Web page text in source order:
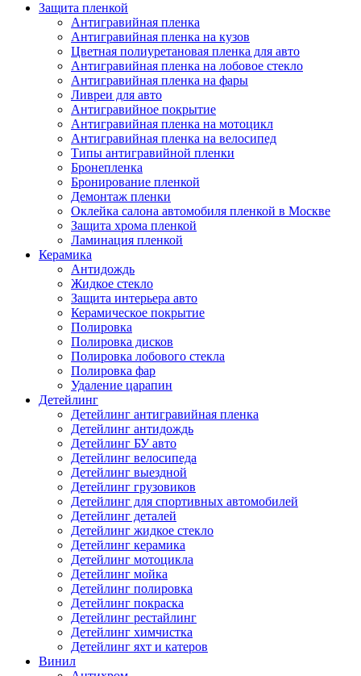
Защита пленкой
Антигравийная пленка
Антигравийная пленка на кузов
Цветная полиуретановая пленка для авто
Антигравийная пленка на лобовое стекло
Антигравийная пленка на фары
Ливреи для авто
Антигравийное покрытие
Антигравийная пленка на мотоцикл
Антигравийная пленка на велосипед
Типы антигравийной пленки
Бронепленка
Бронирование пленкой
Демонтаж пленки
Оклейка салона автомобиля пленкой в Москве
Защита хрома пленкой
Ламинация пленкой
Керамика
Антидождь
Жидкое стекло
Защита интерьера авто
Керамическое покрытие
Полировка
Полировка дисков
Полировка лобового стекла
Полировка фар
Удаление царапин
Детейлинг
Детейлинг антигравийная пленка
Детейлинг антидождь
Детейлинг БУ авто
Детейлинг велосипеда
Детейлинг выездной
Детейлинг грузовиков
Детейлинг для спортивных автомобилей
Детейлинг деталей
Детейлинг жидкое стекло
Детейлинг керамика
Детейлинг мотоцикла
Детейлинг мойка
Детейлинг полировка
Детейлинг покраска
Детейлинг рестайлинг
Детейлинг химчистка
Детейлинг яхт и катеров
Винил